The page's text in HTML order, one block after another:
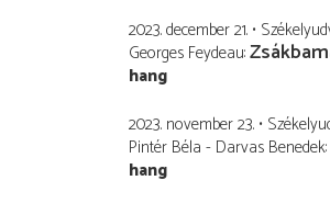
2023. december 21.
Georges Feydeau
hang
2023. november 23.
Pintér Béla - Darvas Benedek
hang